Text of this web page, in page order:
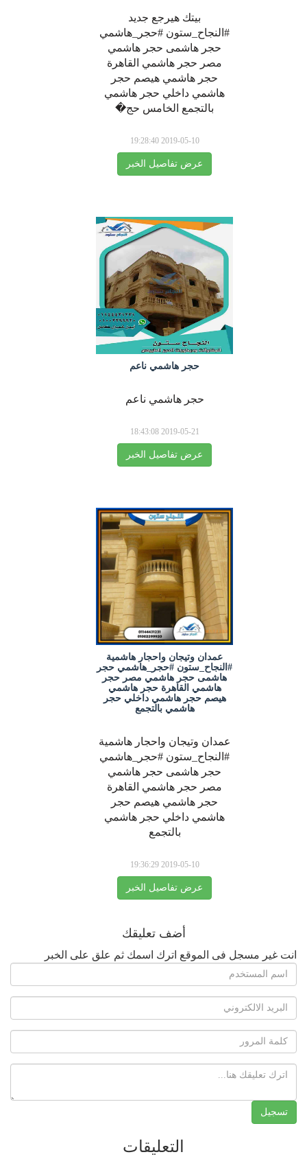
بيتك هيرجع جديد
#النجاح_ستون #حجر_هاشمي
حجر هاشمى حجر هاشمي
مصر حجر هاشمي القاهرة
حجر هاشمي هيصم حجر
هاشمي داخلي حجر هاشمي
بالتجمع الخامس حج�
2019-05-10 19:28:40
عرض تفاصيل الخبر
حجر هاشمي ناعم
حجر هاشمي ناعم
2019-05-21 18:43:08
عرض تفاصيل الخبر
عمدان وتيجان واحجار هاشمية
#النجاح_ستون #حجر_هاشمي حجر
هاشمى حجر هاشمي مصر حجر
هاشمي القاهرة حجر هاشمي
هيصم حجر هاشمي داخلي حجر
هاشمي بالتجمع
عمدان وتيجان واحجار هاشمية
#النجاح_ستون #حجر_هاشمي
حجر هاشمى حجر هاشمي
مصر حجر هاشمي القاهرة
حجر هاشمي هيصم حجر
هاشمي داخلي حجر هاشمي
بالتجمع
2019-05-10 19:36:29
عرض تفاصيل الخبر
أضف تعليقك
انت غير مسجل فى الموقع اترك اسمك ثم علق على الخبر
التعليقات